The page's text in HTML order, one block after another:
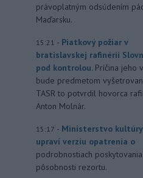
právoplatným odsúdením
Maďarsku.
15:21 - Piatkový požiar v
bratislavskej rafinérii
pod kontrolou. Príčina jeho
bude predmetom
TASR to potvrdil hovorca
Anton Molnár.
15:17 - Ministerstvo kultúry
upraví verziu opatrenia o
podrobnostiach
pôsobnosti rezortu.